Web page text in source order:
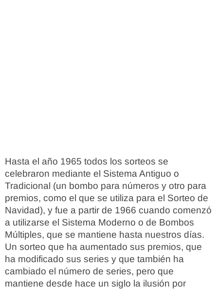
Hasta el año 1965 todos los sorteos se
celebraron mediante el Sistema Antiguo o
Tradicional (un bombo para números y otro para
premios, como el que se utiliza para el Sorteo de
Navidad), y fue a partir de 1966 cuando comenzó
a utilizarse el Sistema Moderno o de Bombos
Múltiples, que se mantiene hasta nuestros días.
Un sorteo que ha aumentado sus premios, que
ha modificado sus series y que también ha
cambiado el número de series, pero que
mantiene desde hace un siglo la ilusión por